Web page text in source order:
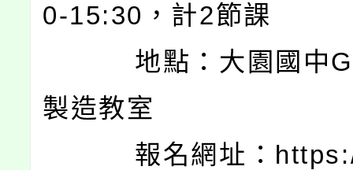
0-15:30，計2節課
地點：大園國中G
製造教室
報名網址：